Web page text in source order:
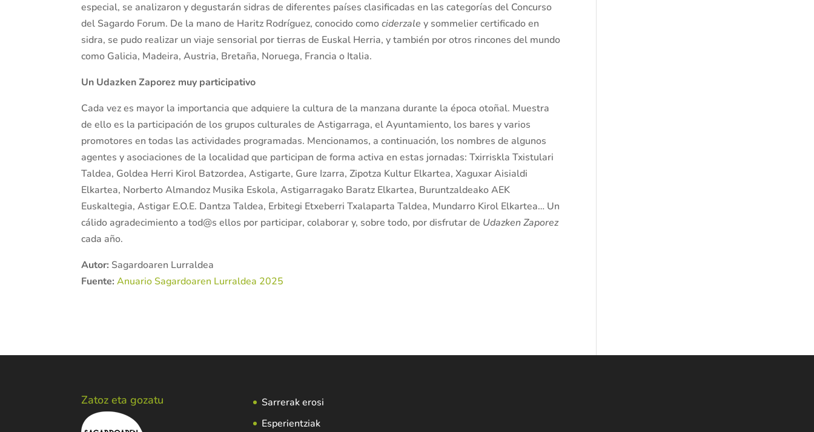
especial, se analizaron y degustarán sidras de diferentes países clasificadas en las categorías del Concurso
del Sagardo Forum. De la mano de Haritz Rodríguez, conocido comociderzale y sommelier certificado en
sidra, se pudo realizar un viaje sensorial por tierras de Euskal Herria, y también por otros rincones del mundo
como Galicia, Madeira, Austria, Bretaña, Noruega, Francia o Italia.
Un Udazken Zaporez muy participativo
Cada vez es mayor la importancia que adquiere la cultura de la manzana durante la época otoñal. Muestra
de ello es la participación de los grupos culturales de Astigarraga, el Ayuntamiento, los bares y varios
promotores en todas las actividades programadas. Mencionamos, a continuación, los nombres de algunos
agentes y asociaciones de la localidad que participan de forma activa en estas jornadas: Txirriskla Txistulari
Taldea, Goldea Herri Kirol Batzordea, Astigarte, Gure Izarra, Zipotza Kultur Elkartea, Xaguxar Aisialdi
Elkartea, Norberto Almandoz Musika Eskola, Astigarragako Baratz Elkartea, Buruntzaldeako AEK
Euskaltegia, Astigar E.O.E. Dantza Taldea, Erbitegi Etxeberri Txalaparta Taldea, Mundarro Kirol Elkartea… Un
cálido agradecimiento a tod@s ellos por participar, colaborar y, sobre todo, por disfrutar de Udazken Zaporez
cada año.
Autor: Sagardoaren Lurraldea
Fuente:Anuario Sagardoaren Lurraldea 2025
Zatoz eta gozatu
Sarrerak erosi
Esperientziak